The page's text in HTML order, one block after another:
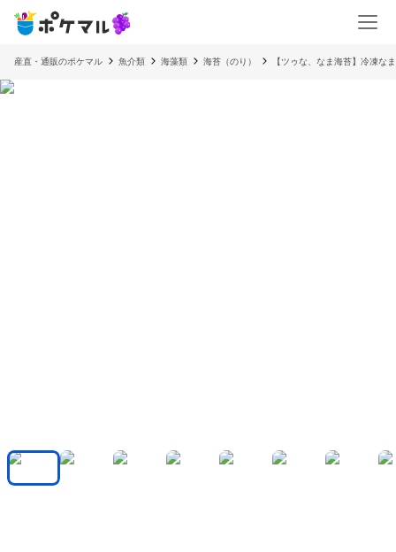
産直・通販のポケマル 魚介類 海藻類 海苔（のり） 【ツゥな、なま海苔】冷凍な